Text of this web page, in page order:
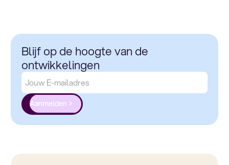
Blijf op de hoogte van de
ontwikkelingen
Aanmelden